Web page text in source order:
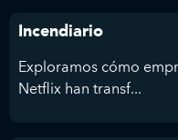
Incendiario
Exploramos cómo
Netflix han transf...